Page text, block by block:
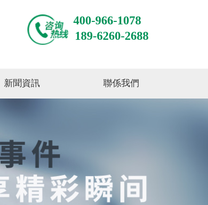
400-966-1078
189-6260-2688
新聞資訊 聯係我們